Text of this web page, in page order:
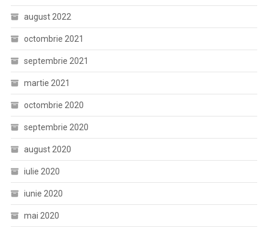
august 2022
octombrie 2021
septembrie 2021
martie 2021
octombrie 2020
septembrie 2020
august 2020
iulie 2020
iunie 2020
mai 2020